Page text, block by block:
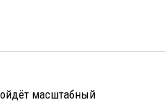
масштабный